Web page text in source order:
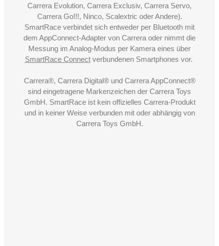
Carrera Evolution, Carrera Exclusiv, Carrera Servo,
Carrera Go!!!, Ninco, Scalextric oder Andere).
SmartRace verbindet sich entweder per Bluetooth mit
dem AppConnect-Adapter von Carrera oder nimmt die
Messung im Analog-Modus per Kamera eines über
SmartRace Connectverbundenen Smartphones vor.
Carrera®, Carrera Digital® und Carrera AppConnect®
sind eingetragene Markenzeichen der Carrera Toys
GmbH. SmartRace ist kein offizielles Carrera-Produkt
und in keiner Weise verbunden mit oder abhängig von
Carrera Toys GmbH.